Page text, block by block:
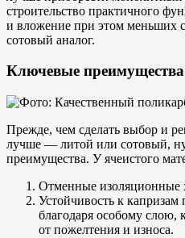
строительство практичного
и вложение при этом меньших
сотовый аналог.
Ключевые преимущества
Прежде, чем сделать выбор и
лучше — литой или сотовый,
преимущества. У ячеистого
Отменные изоляционные
Устойчивость к
благодаря особому слою,
от пожелтения и износа.